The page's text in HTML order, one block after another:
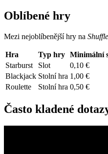
Oblíbené hry
Mezi nejoblíbenější hry na
Hra Typ hry Minimální
Starburst
Slot 0,10 €
Blackjack Stolní hra 1,00 €
Roulette
Stolní hra 0,50 €
Často kladené